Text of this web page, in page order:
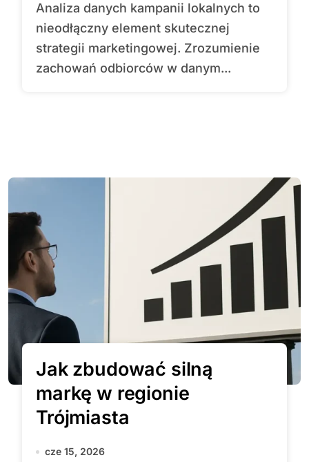
Analiza danych kampanii lokalnych to
nieodłączny element skutecznej
strategii marketingowej. Zrozumienie
zachowań odbiorców w danym...
Jak zbudować silną
markę w regionie
Trójmiasta
cze 15, 2026